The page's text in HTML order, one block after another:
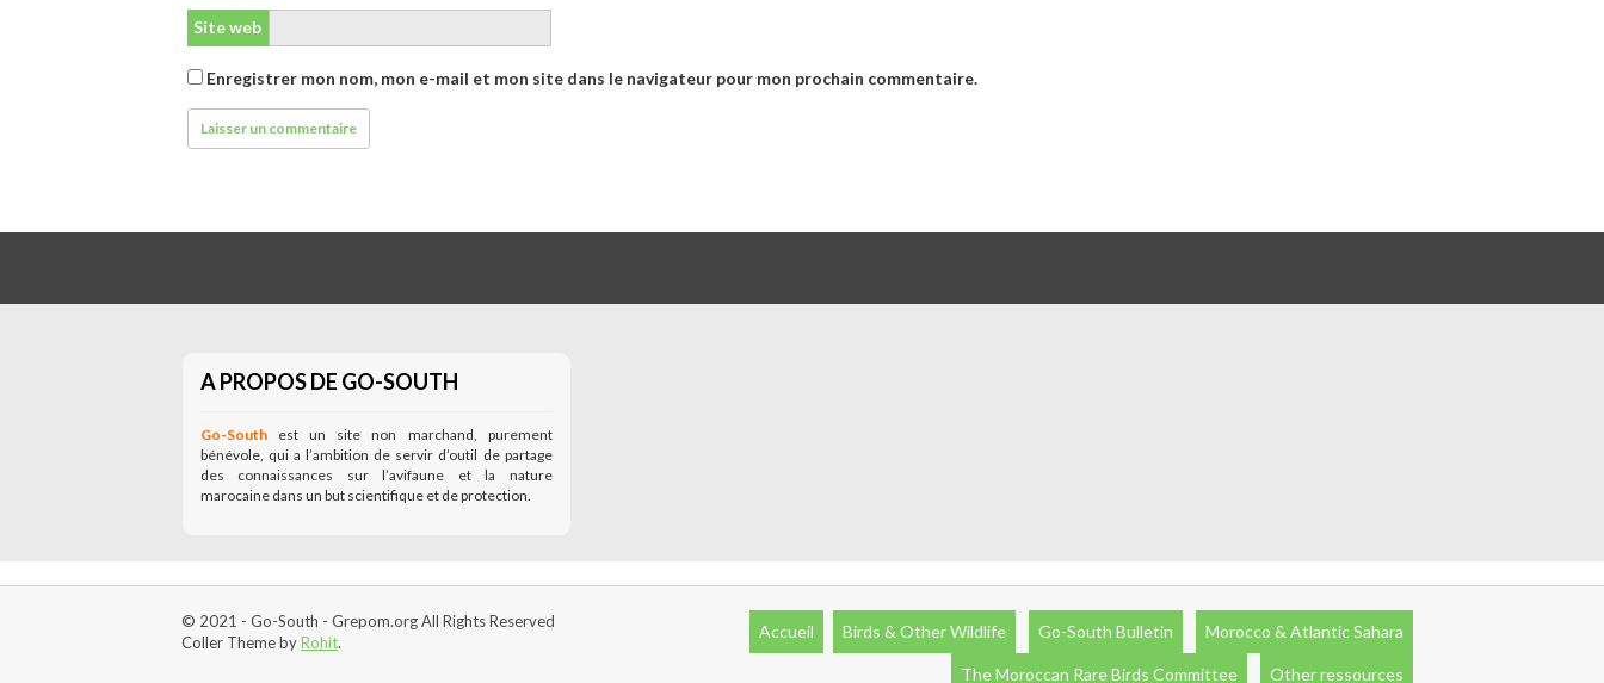
Site web
Enregistrer mon nom, mon e-mail et mon site dans le navigateur pour mon prochain commentaire.
A PROPOS DE GO-SOUTH
Go-South est un site non marchand, purement
bénévole, qui a l’ambition de servir d’outil de partage
des connaissances sur l’avifaune et la nature
marocaine dans un but scientifique et de protection.
© 2021 - Go-South - Grepom.org All Rights Reserved
Coller Theme byRohit.
Accueil Birds & Other Wildlife Go-South Bulletin Morocco & Atlantic Sahara
The Moroccan Rare Birds Committee Other ressources